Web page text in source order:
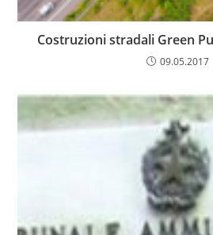
Costruzioni stradali Green
09.05.2017